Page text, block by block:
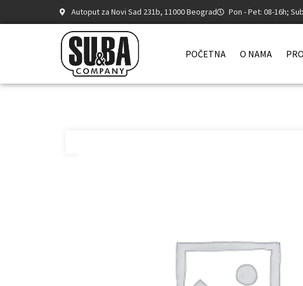
Autoput za Novi Sad 231b, 11000 Beograd Pon - Pet: 08-16h;
POČETNA O NAMA